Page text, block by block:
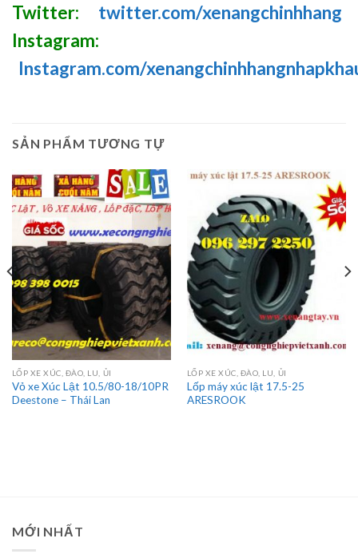
Twitter:
twitter.com/xenangchinhhang
Instagram:
Instagram.com/
SẢN PHẨM TƯƠNG TỰ
LỐP XE XÚC, ĐÀO, LU, ỦI
Vỏ xe Xúc Lật 10.5/80-18/10PR
Deestone – Thái Lan
LỐP XE XÚC, ĐÀO, LU, ỦI
Lốp máy xúc lật 17.5-25
ARESROOK
MỚI NHẤT